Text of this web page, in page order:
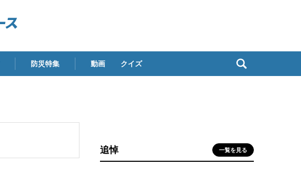
防災特集 動画 クイズ
追悼 一覧を見る